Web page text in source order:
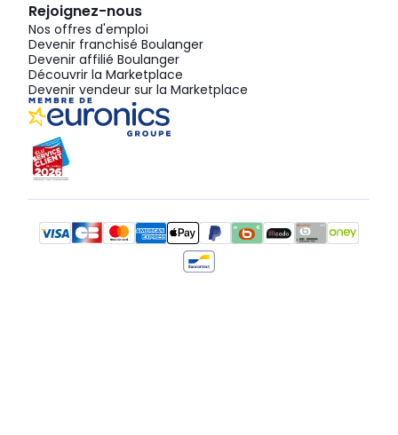
Rejoignez-nous
Nos offres d'emploi
Devenir franchisé Boulanger
Devenir affilié Boulanger
Découvrir la Marketplace
Devenir vendeur sur la Marketplace